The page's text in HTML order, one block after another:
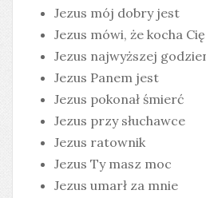
Jezus mój dobry jest
Jezus mówi, że kocha Cię
Jezus najwyższej
Jezus Panem jest
Jezus pokonał śmierć
Jezus przy słuchawce
Jezus ratownik
Jezus Ty masz moc
Jezus umarł za mnie